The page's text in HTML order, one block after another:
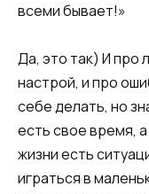
всеми бывает!»
Да, это так) И про
настрой, и про
себе делать, но
есть свое время,
жизни есть
играться в